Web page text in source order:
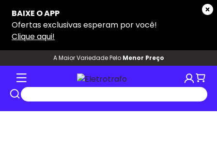
A Maior Variedade Pelo Menor Preço